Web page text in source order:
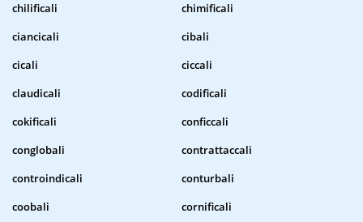
chilificali
chimificali
ciancicali
cibali
cicali
ciccali
claudicali
codificali
cokificali
conficcali
conglobali
contrattaccali
controindicali
conturbali
coobali
cornificali